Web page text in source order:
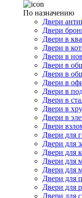
По назначению
Двери
Двери
Двери в
Двери в
Двери в
Двери в
Двери в
Двери в
Двери в
Двери в
Двери в
Двери в
Двери
Двери для
Двери для
Двери для
Двери для
Двери для
Двери для
Двери для
Двери для